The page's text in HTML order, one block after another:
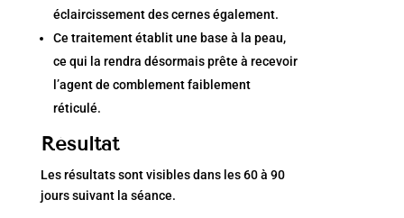
éclaircissement des cernes également.
Ce traitement établit une base à la peau,
ce qui la rendra désormais prête à recevoir
l’agent de comblement faiblement
réticulé.
Résultat
Les résultats sont visibles dans les 60 à 90
jours suivant la séance.